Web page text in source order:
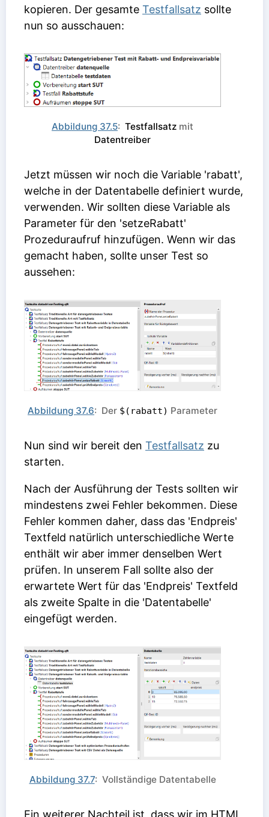
kopieren. Der gesamte Testfallsatz sollte
nun so ausschauen:
Abbildung 37.5: Testfallsatz mit
Datentreiber
Jetzt müssen wir noch die Variable 'rabatt',
welche in der Datentabelle definiert wurde,
verwenden. Wir sollten diese Variable als
Parameter für den 'setzeRabatt'
Prozeduraufruf hinzufügen. Wenn wir das
gemacht haben, sollte unser Test so
aussehen:
Abbildung 37.6: Der $(rabatt) Parameter
Nun sind wir bereit den Testfallsatz zu
starten.
Nach der Ausführung der Tests sollten wir
mindestens zwei Fehler bekommen. Diese
Fehler kommen daher, dass das 'Endpreis'
Textfeld natürlich unterschiedliche Werte
enthält wir aber immer denselben Wert
prüfen. In unserem Fall sollte also der
erwartete Wert für das 'Endpreis' Textfeld
als zweite Spalte in die 'Datentabelle'
eingefügt werden.
Abbildung 37.7: Vollständige Datentabelle
Ein weiterer Nachteil ist, dass wir im HTML